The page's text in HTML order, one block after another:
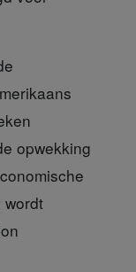
opwekking
wordt